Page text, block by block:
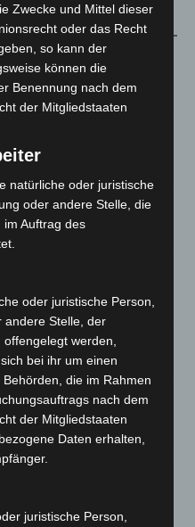
starten beim
A7 – Polizei sucht
Unfall auf Baustelle
in Langenhagen
Market“ erhoben
bei
Zwecke und Mittel dieser
oder das Recht
so kann der
können die
Benennung nach dem
der Mitgliedstaaten
natürliche oder juristische
oder andere Stelle, die
Auftrag des
oder juristische Person,
andere Stelle, der
werden,
bei ihr um einen
die im Rahmen
nach dem
der Mitgliedstaaten
Daten erhalten,
juristische Person,